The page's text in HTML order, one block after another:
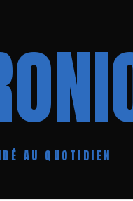
AU QUOTIDIEN